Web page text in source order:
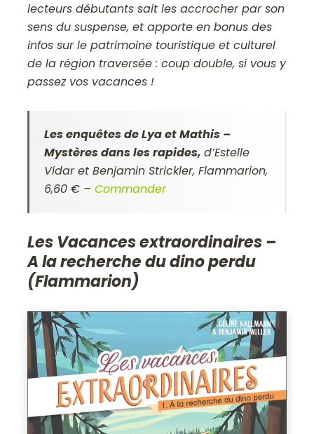
lecteurs débutants sait les accrocher par son
sens du suspense, et apporte en bonus des
infos sur le patrimoine touristique et culturel
de la région traversée : coup double, si vous y
passez vos vacances !
Les enquêtes de Lya et Mathis –
Mystères dans les rapides,d’Estelle
Vidar et Benjamin Strickler, Flammarion,
6,60 € –Commander
Les Vacances extraordinaires –
A la recherche du dino perdu
(Flammarion)